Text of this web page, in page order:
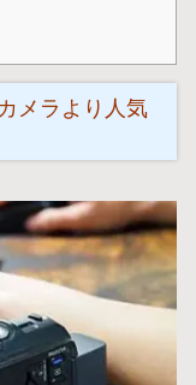
メラより人気